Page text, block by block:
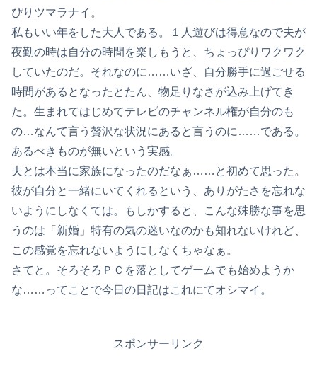
ぴりツマラナイ。
私もいい年をした大人である。１人遊びは得意なので夫が
夜勤の時は自分の時間を楽しもうと、ちょっぴりワクワク
していたのだ。それなのに……いざ、自分勝手に過ごせる
時間があるとなったとたん、物足りなさが込み上げてき
た。生まれてはじめてテレビのチャンネル権が自分のも
の…なんて言う贅沢な状況にあると言うのに……である。
あるべきものが無いという実感。
夫とは本当に家族になったのだなぁ……と初めて思った。
彼が自分と一緒にいてくれるという、ありがたさを忘れな
いようにしなくては。もしかすると、こんな殊勝な事を思
うのは「新婚」特有の気の迷いなのかも知れないけれど、
この感覚を忘れないようにしなくちゃなぁ。
さてと。そろそろＰＣを落としてゲームでも始めようか
な……ってことで今日の日記はこれにてオシマイ。
スポンサーリンク